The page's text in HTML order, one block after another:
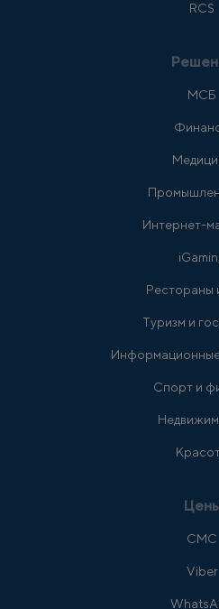
RCS
МСБ
Интернет-
Рестораны
Туризм и
Спорт и
СМС
Viber